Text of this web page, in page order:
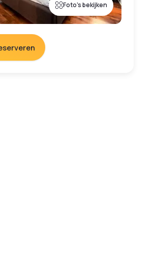
Foto's bekijken